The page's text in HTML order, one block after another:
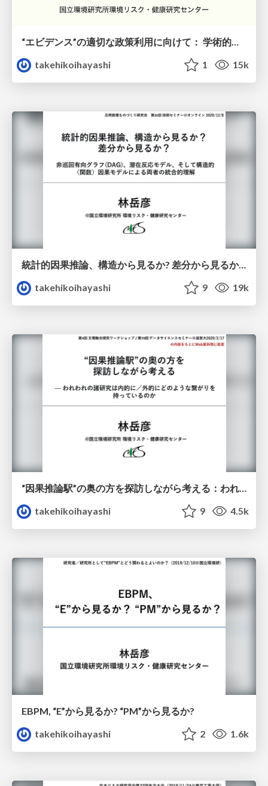
“エビデンス”の適切な政策利用に向けて： 学術的に議論するなら最低限このくらいのレベルを出発点としたい5X3のperspectives
takehikoihayashi
1 15k
統計的因果推論、構造から見るか? 差分から見るか?：非巡回有向グラフ(DAG)、潜在反応モデル、そして構造的 (関数)因果モデルによる両者の統合的理解
takehikoihayashi
9 19k
takehikoihayashi
9 4.5k
EBPM, “E”から見るか? “PM”から見るか?
takehikoihayashi
2 1.6k